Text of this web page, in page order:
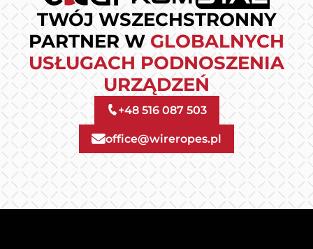
TWÓJ WSZECHSTRONNY
PARTNER WGLOBALNYCH
USŁUGACH PODNOSZENIA
URZĄDZEŃ
+48 516 087 503
office@wireropes.pl